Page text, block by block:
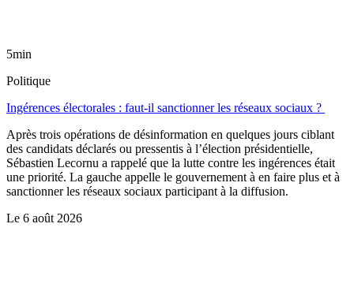
5min
Politique
Ingérences électorales : faut-il sanctionner les réseaux sociaux ?
Après trois opérations de désinformation en quelques jours ciblant
des candidats déclarés ou pressentis à l’élection présidentielle,
Sébastien Lecornu a rappelé que la lutte contre les ingérences était
une priorité. La gauche appelle le gouvernement à en faire plus et à
sanctionner les réseaux sociaux participant à la diffusion.
Le 6 août 2026